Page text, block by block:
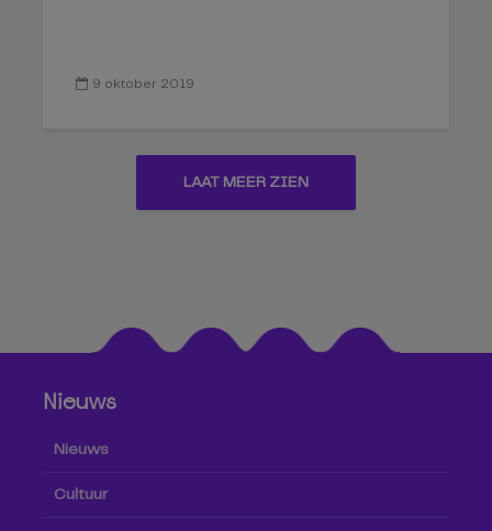
9 oktober 2019
LAAT MEER ZIEN
Nieuws
Nieuws
Cultuur